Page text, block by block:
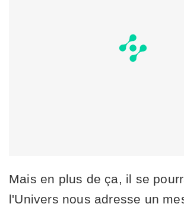
Mais en plus de ça, il se
l'Univers nous adresse un